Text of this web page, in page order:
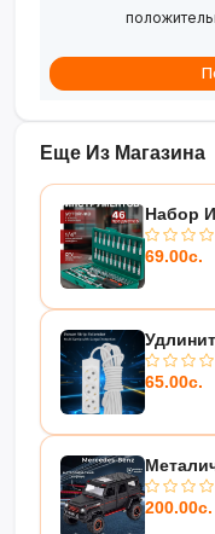
Еще Из Магазина
Набор
69.00с.
65.00с.
200.00с.